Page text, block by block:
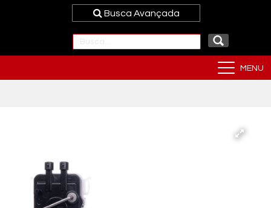
Busca Avançada
MENU